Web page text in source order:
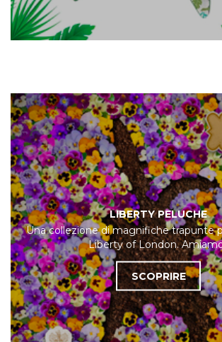
LIBERTY PELUCHE
Una collezione di magnifiche trapunte
Liberty of London.
SCOPRIRE